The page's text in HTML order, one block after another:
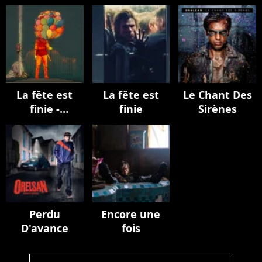
La fête est
finie -
EPILOGUE
La fête est
finie
Le Chant Des
Sirènes
Perdu
D'avance
Encore une
fois